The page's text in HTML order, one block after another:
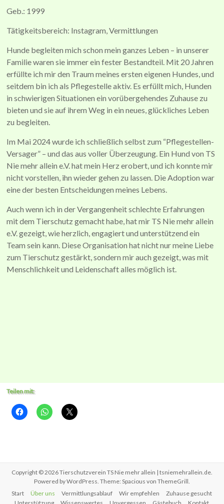
Geb.: 1999
Tätigkeitsbereich: Instagram, Vermittlungen
Hunde begleiten mich schon mein ganzes Leben – in unserer
Familie waren sie immer ein fester Bestandteil. Mit 20 Jahren
erfüllte ich mir den Traum meines ersten eigenen Hundes, und
seitdem bin ich als Pflegestelle aktiv. Es erfüllt mich, Hunden
in schwierigen Situationen ein vorübergehendes Zuhause zu
bieten und sie auf ihrem Weg in ein neues, glückliches Leben
zu begleiten.
Im Mai 2024 wurde ich schließlich selbst zum “Pflegestellen-
Versager” – und das aus voller Überzeugung. Ein Hund von TS
Nie mehr allein e.V. hat mein Herz erobert, und ich konnte mir
nicht vorstellen, ihn wieder gehen zu lassen. Die Adoption war
eine der besten Entscheidungen meines Lebens.
Auch wenn ich in der Vergangenheit schlechte Erfahrungen
mit dem Tierschutz gemacht habe, hat mir TS Nie mehr allein
e.V. gezeigt, wie herzlich, engagiert und unterstützend ein
Team sein kann. Diese Organisation hat nicht nur meine Liebe
zum Tierschutz gestärkt, sondern mir auch gezeigt, was mit
Menschlichkeit und Leidenschaft alles möglich ist.
Teilen mit:
Copyright © 2026Tierschutzverein TS Nie mehr allein | tsniemehrallein.de.
Powered byWordPress. Theme: Spacious von ThemeGrill.
Start
Über uns Vermittlungsablauf Wir empfehlen
Zuhause gesucht